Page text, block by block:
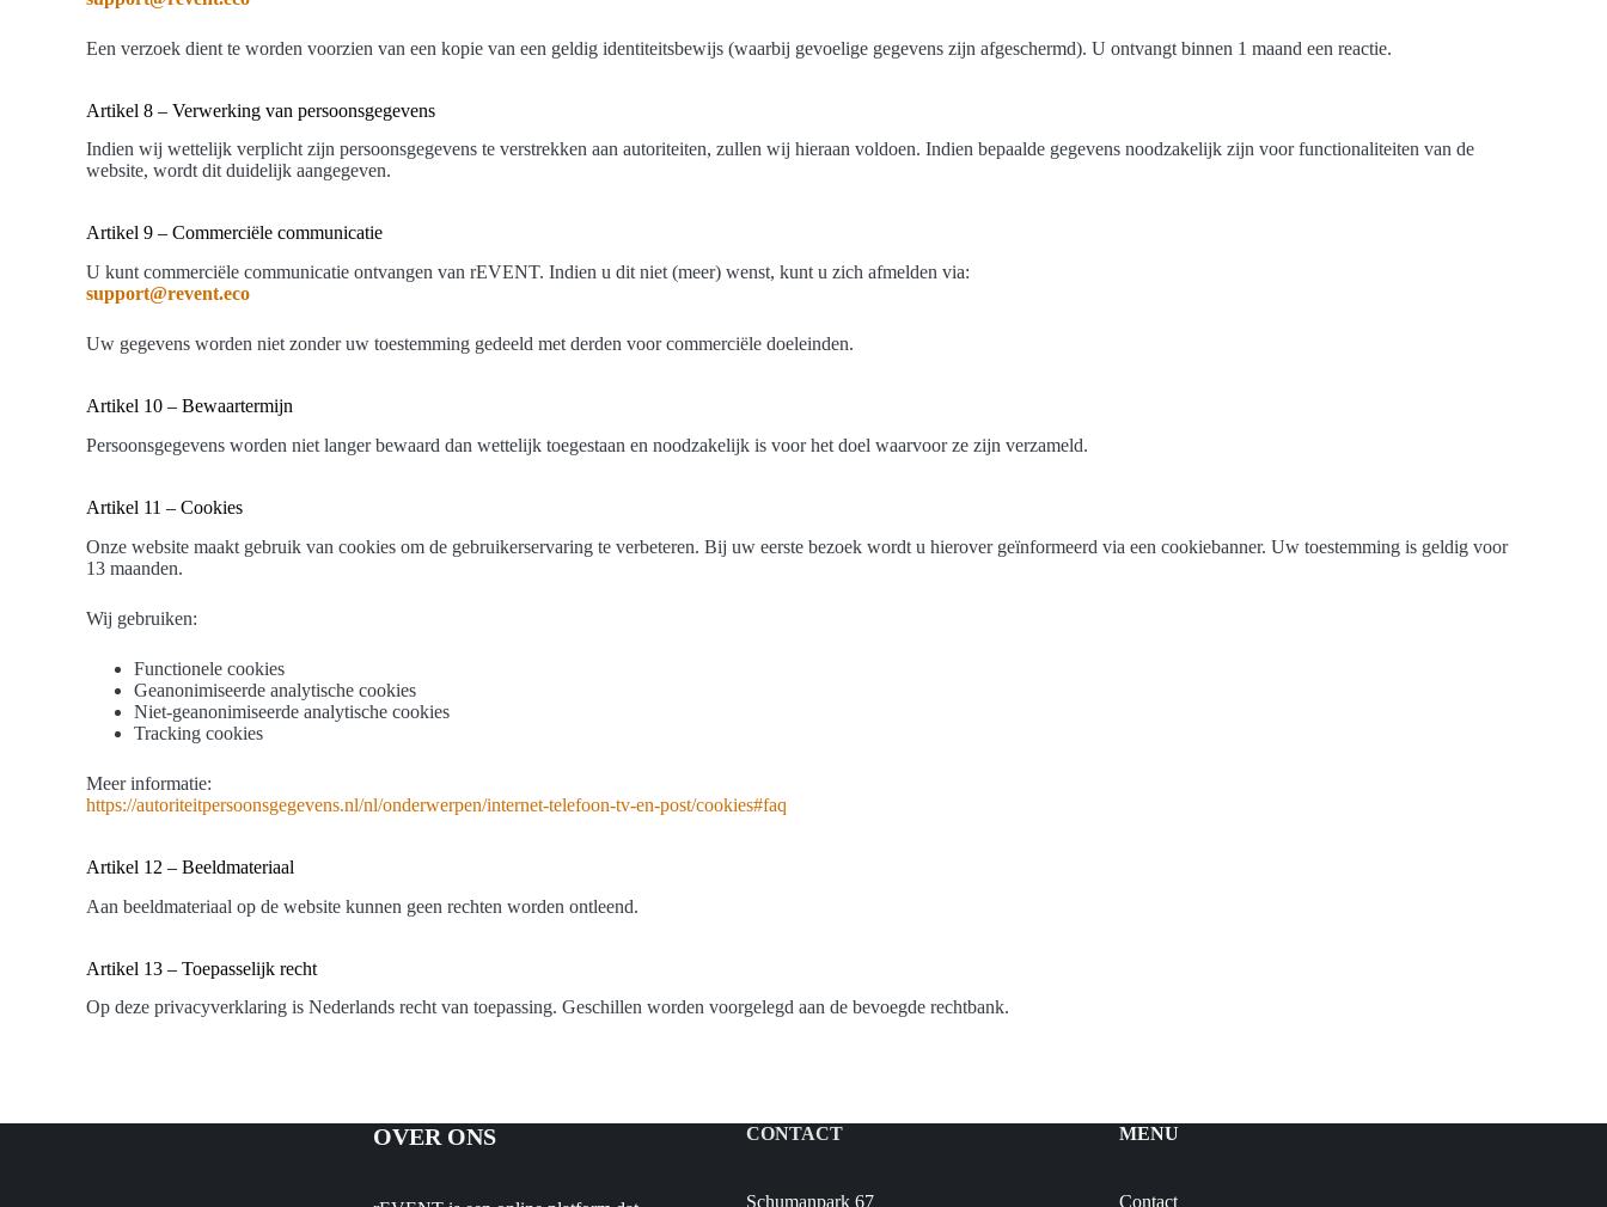
Een verzoek dient te worden voorzien van een kopie van een geldig identiteitsbewijs (waarbij gevoelige gegevens zijn afgeschermd). U ontvangt binnen 1 maand een reactie.
Artikel 8 – Verwerking van persoonsgegevens
Indien wij wettelijk verplicht zijn persoonsgegevens te verstrekken aan autoriteiten, zullen wij hieraan voldoen. Indien bepaalde gegevens noodzakelijk zijn voor functionaliteiten van de
website, wordt dit duidelijk aangegeven.
Artikel 9 – Commerciële communicatie
U kunt commerciële communicatie ontvangen van rEVENT. Indien u dit niet (meer) wenst, kunt u zich afmelden via:
support@revent.eco
Uw gegevens worden niet zonder uw toestemming gedeeld met derden voor commerciële doeleinden.
Artikel 10 – Bewaartermijn
Persoonsgegevens worden niet langer bewaard dan wettelijk toegestaan en noodzakelijk is voor het doel waarvoor ze zijn verzameld.
Artikel 11 – Cookies
Onze website maakt gebruik van cookies om de gebruikerservaring te verbeteren. Bij uw eerste bezoek wordt u hierover geïnformeerd via een cookiebanner. Uw toestemming is geldig voor
13 maanden.
Wij gebruiken:
Functionele cookies
Geanonimiseerde analytische cookies
Niet-geanonimiseerde analytische cookies
Tracking cookies
Meer informatie:
https://autoriteitpersoonsgegevens.nl/nl/onderwerpen/internet-telefoon-tv-en-post/cookies#faq
Artikel 12 – Beeldmateriaal
Aan beeldmateriaal op de website kunnen geen rechten worden ontleend.
Artikel 13 – Toepasselijk recht
Op deze privacyverklaring is Nederlands recht van toepassing. Geschillen worden voorgelegd aan de bevoegde rechtbank.
OVER ONS CONTACT
Schumanpark 67
MENU
Contact